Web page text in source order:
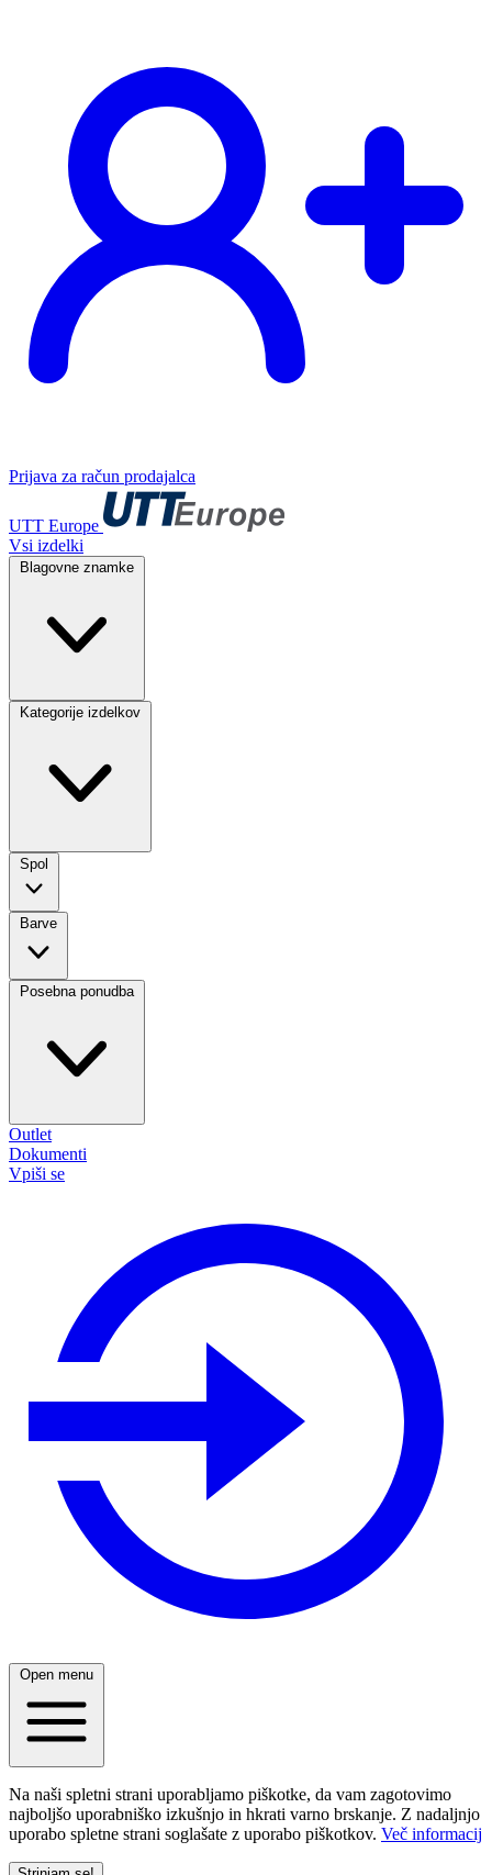
Prijava za račun prodajalca
UTT Europe
Vsi izdelki
Blagovne znamke
Kategorije izdelkov
Spol
Barve
Posebna ponudba
Outlet
Dokumenti
Vpiši se
Open menu
Na naši spletni strani uporabljamo piškotke, da vam zagotovimo
najboljšo uporabniško izkušnjo in hkrati varno brskanje. Z nadaljnjo
uporabo spletne strani soglašate z uporabo piškotkov. Več informacij